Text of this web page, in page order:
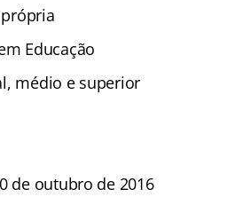
Educação
médio e superior
de outubro de 2016